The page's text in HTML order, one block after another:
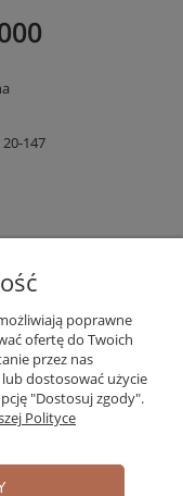
147
poprawne
ofertę do Twoich
przez nas
dostosować użycie
"Dostosuj zgody".
Polityce